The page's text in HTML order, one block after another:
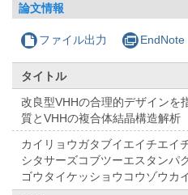
論文情報
ファイル出力 EndNote
タイトル
改良型VHHの合理的デザインを
質とVHHの複合体結晶構造解析
カイリョウガタブイエイチエイ
シタサーズコブツーエスタンパ
ゴウタイケッショウコウゾウカ